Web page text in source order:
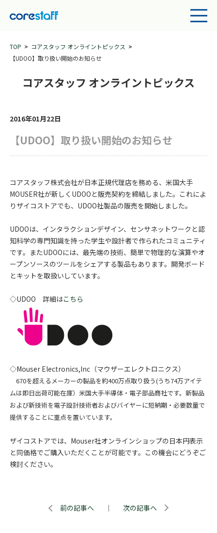
TOP
コアスタッフ オンライントピックス
【UDOO】取り扱い開始のお知らせ
コアスタッフ オンライントピックス
2016年01月22日
【UDOO】取り扱い開始のお知らせ
コアスタッフ株式会社が日本正規代理店を務める、米国大手
MOUSER社が新しくUDOOと販売契約を締結しました。これによ
りザイコストアでも、UDOO社製品の販売を開始しました。
UDOOは、インタラクションデザイン、センサネットワークと認
知科学の専門知識を持った学生や設計者で作られたコミュニティ
です。またUDOOには、最先端の技術、簡単で物理的な演算やオ
ープンソースのツールをシェアする製品もあります。開発ボード
とキットを取扱いしています。
◇UDOO 詳細はこちら
◇Mouser Electronics,Inc（マウザーエレクトロニクス）
670を超えるメーカーの製品を約400万点取り扱う(うち74万アイテ
ムは即日出荷可能在庫）米国大手半導体・電子部品商社です。新製品
および新技術を電子設計技術者およびバイヤーに短納期・必要数量で
提供することに重点を置いています。
ザイコストアでは、Mouser社オンラインショップの日本円表示
と同価格でご購入いただくことが可能です。この機会にどうぞご
検討ください。
前の記事へ ｜ 次の記事へ